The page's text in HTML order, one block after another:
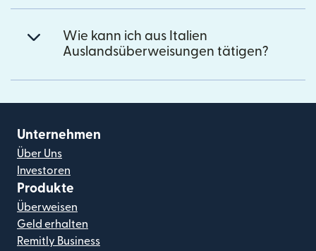
Wie kann ich aus Italien
Auslandsüberweisungen tätigen?
Unternehmen
Über Uns
Investoren
Produkte
Überweisen
Geld erhalten
Remitly Business